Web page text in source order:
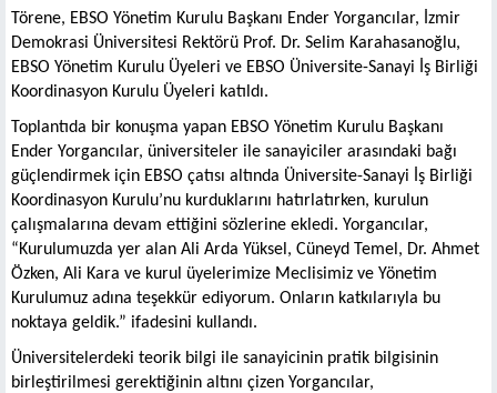
Törene, EBSO Yönetim Kurulu Başkanı Ender Yorgancılar, İzmir
Demokrasi Üniversitesi Rektörü Prof. Dr. Selim Karahasanoğlu,
EBSO Yönetim Kurulu Üyeleri ve EBSO Üniversite-Sanayi İş Birliği
Koordinasyon Kurulu Üyeleri katıldı.
Toplantıda bir konuşma yapan EBSO Yönetim Kurulu Başkanı
Ender Yorgancılar, üniversiteler ile sanayiciler arasındaki bağı
güçlendirmek için EBSO çatısı altında Üniversite-Sanayi İş Birliği
Koordinasyon Kurulu’nu kurduklarını hatırlatırken, kurulun
çalışmalarına devam ettiğini sözlerine ekledi. Yorgancılar,
“Kurulumuzda yer alan Ali Arda Yüksel, Cüneyd Temel, Dr. Ahmet
Özken, Ali Kara ve kurul üyelerimize Meclisimiz ve Yönetim
Kurulumuz adına teşekkür ediyorum. Onların katkılarıyla bu
noktaya geldik.” ifadesini kullandı.
Üniversitelerdeki teorik bilgi ile sanayicinin pratik bilgisinin
birleştirilmesi gerektiğinin altını çizen Yorgancılar,